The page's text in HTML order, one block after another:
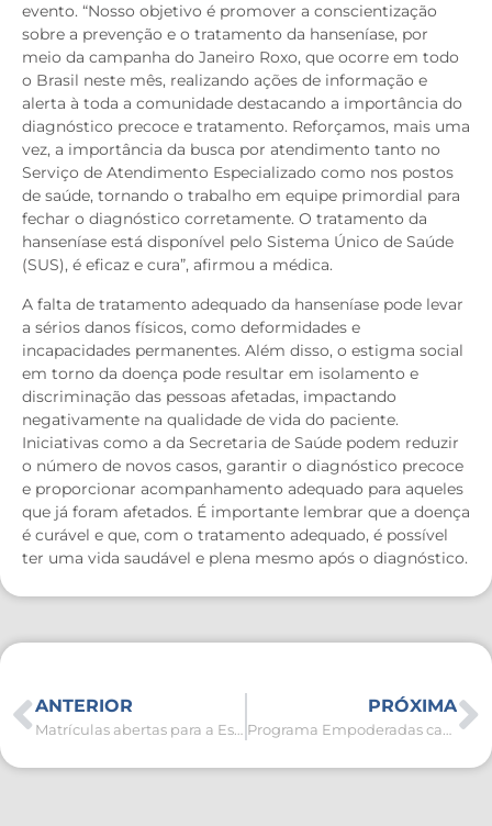
evento. “Nosso objetivo é promover a conscientização
sobre a prevenção e o tratamento da hanseníase, por
meio da campanha do Janeiro Roxo, que ocorre em todo
o Brasil neste mês, realizando ações de informação e
alerta à toda a comunidade destacando a importância do
diagnóstico precoce e tratamento. Reforçamos, mais uma
vez, a importância da busca por atendimento tanto no
Serviço de Atendimento Especializado como nos postos
de saúde, tornando o trabalho em equipe primordial para
fechar o diagnóstico corretamente. O tratamento da
hanseníase está disponível pelo Sistema Único de Saúde
(SUS), é eficaz e cura”, afirmou a médica.
A falta de tratamento adequado da hanseníase pode levar
a sérios danos físicos, como deformidades e
incapacidades permanentes. Além disso, o estigma social
em torno da doença pode resultar em isolamento e
discriminação das pessoas afetadas, impactando
negativamente na qualidade de vida do paciente.
Iniciativas como a da Secretaria de Saúde podem reduzir
o número de novos casos, garantir o diagnóstico precoce
e proporcionar acompanhamento adequado para aqueles
que já foram afetados. É importante lembrar que a doença
é curável e que, com o tratamento adequado, é possível
ter uma vida saudável e plena mesmo após o diagnóstico.
ANTERIOR
Matrículas abertas para a Escola de Educação Especial, Educação de Jovens e Adultos e Escola Quilombola
PRÓXIMA
Programa Empoderadas capacita mulheres e meninas contra a violência doméstica